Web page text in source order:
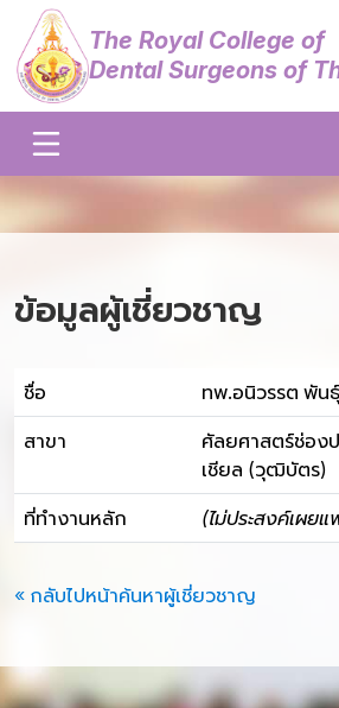
The Royal College of
Dental Surgeons of
ข้อมูลผู้เชี่ยวชาญ
ชื่อ ทพ.อนิวรรต พัน
สาขา
ศัลยศาสตร์ช่อง
เชียล (วุฒิบัตร)
ที่ทำงานหลัก (ไม่ประสงค์เผยแ
« กลับไปหน้าค้นหาผู้เชี่ยวชาญ